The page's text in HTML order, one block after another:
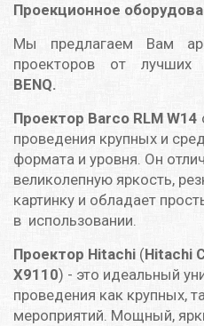
Проекционное
Мы предлагаем Вам
проекторов от лучших
BENQ.
Проектор Barco RLM W14
проведения крупных и
формата и уровня. Он
великолепную яркость,
картинку и обладает
в использовании.
Проектор Hitachi (Hitachi
X9110) - это идеальный
проведения как крупных,
мероприятий. Мощный,